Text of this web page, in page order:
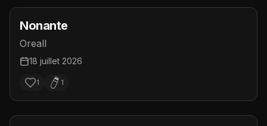
Nonante
Oreall
18 juillet 2026
1 1